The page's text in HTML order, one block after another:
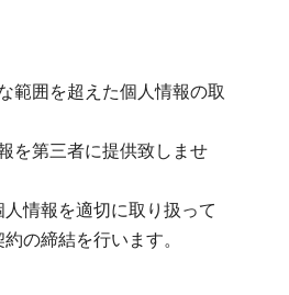
範囲を超えた個人情報の取
を第三者に提供致しませ
情報を適切に取り扱って
の締結を行います。